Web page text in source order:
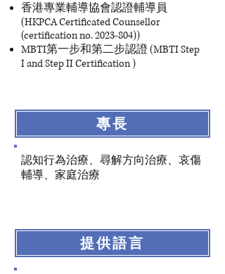
香港專業輔導協會認證輔導員
(HKPCA Certificated Counsellor
(certification no. 2023-804))
MBTI第一步和第二步認證 (MBTI Step
I and Step II Certification)
專長
認知行為治療、尋解方向治療、哀傷
輔導、家庭治療
提供語言